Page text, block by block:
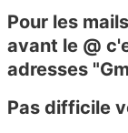
Pour les
avant le @
adresses
Pas difficile